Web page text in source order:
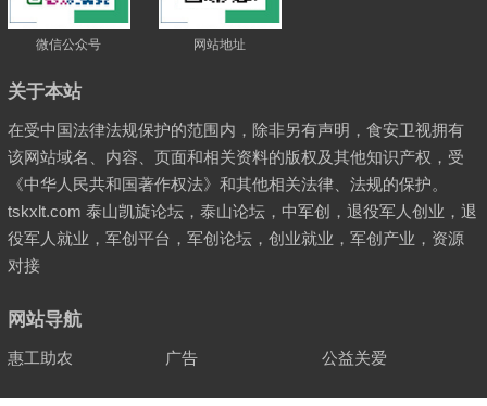
微信公众号 网站地址
关于本站
在受中国法律法规保护的范围内，除非另有声明，食安卫视拥有
该网站域名、内容、页面和相关资料的版权及其他知识产权，受
《中华人民共和国著作权法》和其他相关法律、法规的保护。
tskxlt.com 泰山凯旋论坛，泰山论坛，中军创，退役军人创业，退
役军人就业，军创平台，军创论坛，创业就业，军创产业，资源
对接
网站导航
惠工助农 广告 公益关爱